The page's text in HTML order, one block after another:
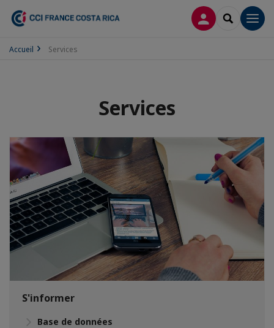
CONNEXION
Accueil Services
Services
S'informer
Base de données